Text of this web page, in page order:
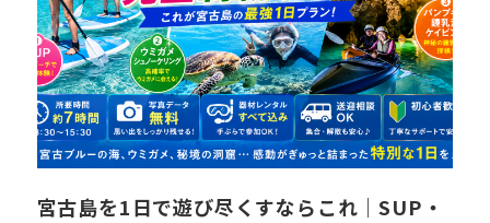
宮古島を1日で遊び尽くすならこれ｜SUP・